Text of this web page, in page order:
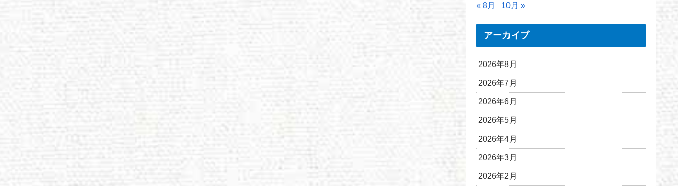
« 8月 10月 »
アーカイブ
2026年8月
2026年7月
2026年6月
2026年5月
2026年4月
2026年3月
2026年2月